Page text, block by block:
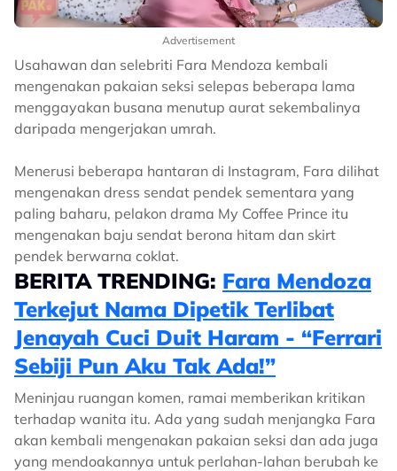
Advertisement
Usahawan dan selebriti Fara Mendoza kembali
mengenakan pakaian seksi selepas beberapa lama
menggayakan busana menutup aurat sekembalinya
daripada mengerjakan umrah.
Menerusi beberapa hantaran di Instagram, Fara dilihat
mengenakan dress sendat pendek sementara yang
paling baharu, pelakon drama My Coffee Prince itu
mengenakan baju sendat berona hitam dan skirt
pendek berwarna coklat.
BERITA TRENDING: Fara Mendoza
Terkejut Nama Dipetik Terlibat
Jenayah Cuci Duit Haram - “Ferrari
Sebiji Pun Aku Tak Ada!”
Meninjau ruangan komen, ramai memberikan kritikan
terhadap wanita itu. Ada yang sudah menjangka Fara
akan kembali mengenakan pakaian seksi dan ada juga
yang mendoakannya untuk perlahan-lahan berubah ke